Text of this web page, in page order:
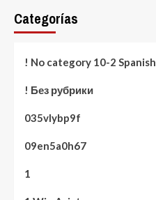
Categorías
! No category 10-2 Spanish
! Без рубрики
035vlybp9f
09en5a0h67
1